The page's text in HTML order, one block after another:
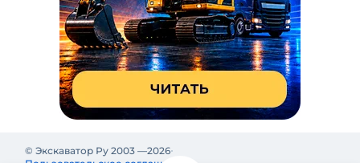
© Экскаватор Ру 2003 —2026